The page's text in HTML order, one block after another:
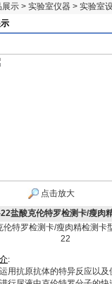
展示 > 实验室仪器 > 实验室
点击放大
盐酸克伦特罗检测卡/瘦肉
伦特罗检测卡/瘦肉精检测卡
22
介:
用抗原抗体的特异反应以及